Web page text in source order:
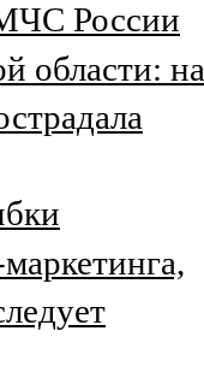
России
области: на